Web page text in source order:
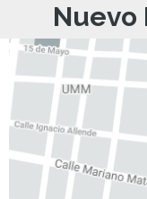
Nuevo